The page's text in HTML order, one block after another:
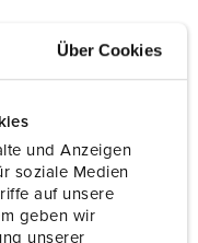
Über Cookies
und Anzeigen
soziale Medien
auf unsere
geben wir
unserer